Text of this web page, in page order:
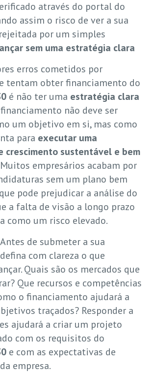
através do portal do
assim o risco de ver a sua
por um simples
sem uma estratégia clara
erros cometidos por
tentam obter financiamento do
é não ter uma estratégia clara
financiamento não deve ser
um objetivo em si, mas como
para executar uma
crescimento sustentável e bem
Muitos empresários acabam por
sem um plano bem
pode prejudicar a análise do
a falta de visão a longo prazo
como um risco elevado.
Antes de submeter a sua
com clareza o que
Quais são os mercados que
Que recursos e competências
o financiamento ajudará a
traçados? Responder a
ajudará a criar um projeto
com os requisitos do
e com as expectativas de
empresa.